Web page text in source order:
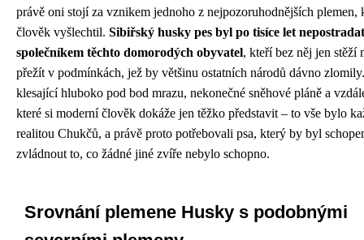
právě oni stojí za vznikem jednoho z nejpozoruhodnějších plemen,
člověk vyšlechtil. Sibiřský husky pes byl po tisíce let
společníkem těchto domorodých obyvatel, kteří bez něj jen stěží
přežít v podmínkách, jež by většinu ostatních národů dávno
klesající hluboko pod bod mrazu, nekonečné sněhové pláně a
které si moderní člověk dokáže jen těžko představit – to vše bylo
realitou Chukčů, a právě proto potřebovali psa, který by byl
zvládnout to, co žádné jiné zvíře nebylo schopno.
Srovnání plemene Husky s podobnými